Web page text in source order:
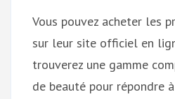
Vous pouvez acheter les
sur leur site officiel en
trouverez une gamme
de beauté pour répondre